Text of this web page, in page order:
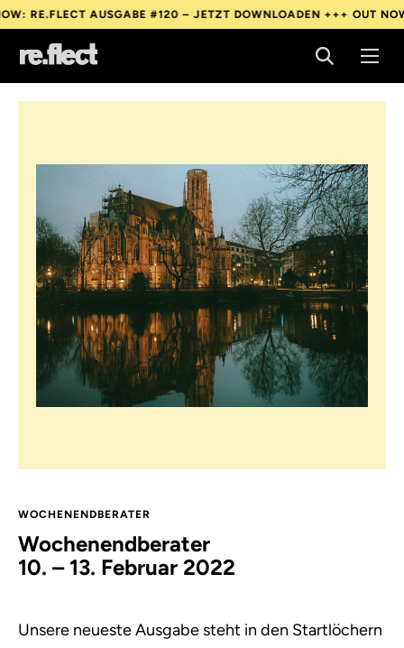
AUSGABE #120 – JETZT DOWNLOADEN +++OUT NOW:
AUSGABE #120 – JETZT DOWNLOADEN +++
WOCHENENDBERATER
Wochenendberater
10. – 13. Februar 2022
Unsere neueste Ausgabe steht in den Startlöchern